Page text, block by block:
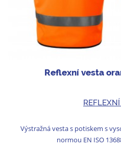
Reflexní vesta
Výstražná vesta s potiskem s
normou EN ISO